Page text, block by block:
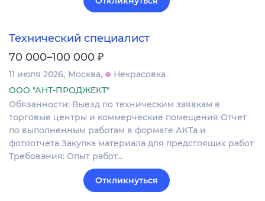
Технический специалист
70 000–100 000 ₽
11 июля 2026 Москва
Некрасовка
ООО "АНТ-ПРОДЖЕКТ"
Обязанности: Выезд по техническим заявкам в
торговые центры и коммерческие помещения Отчет
по выполненным работам в формате АКТа и
фотоотчета Закупка материала для предстоящих работ
Требования: Опыт работ…
Откликнуться